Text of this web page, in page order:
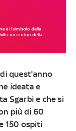
è il simbolo della
con i colori della
quest'anno
ideata e
Sgarbi e che si
più di 60
150 ospiti